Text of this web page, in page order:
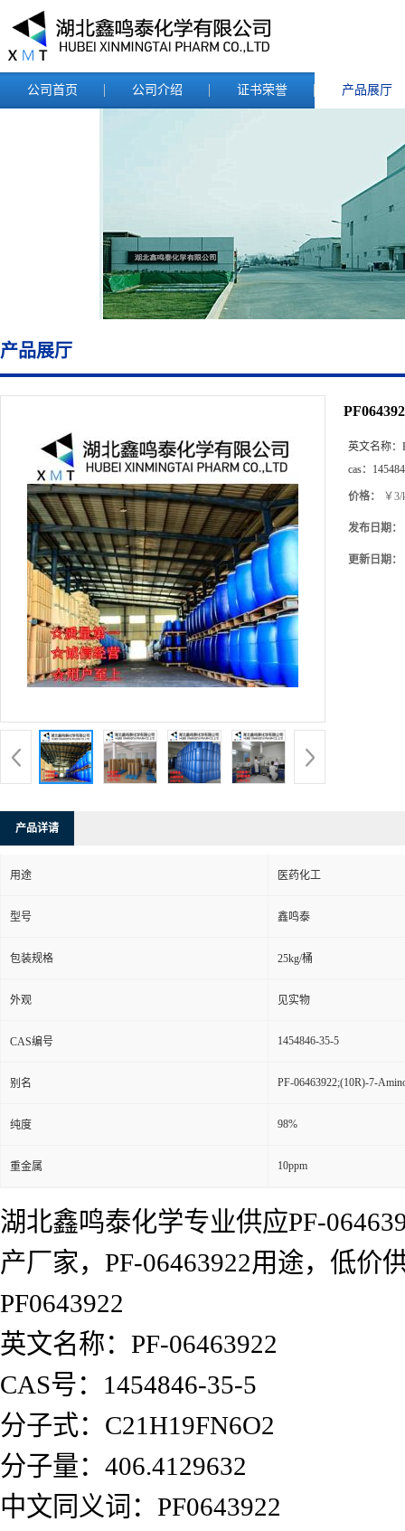
公司首页 公司介绍 证书荣誉 产品展厅
产品展厅
英文名称：
cas：
价格： ￥3/
发布日期：
更新日期：
产品详请
用途 医药化工
型号 鑫鸣泰
包装规格 25kg/桶
外观 见实物
CAS编号 1454846-35-5
别名 PF-06463922;(10R)-7-
纯度 98%
重金属 10ppm
湖北鑫鸣泰化学专业供应PF-
产厂家，PF-06463922用途，低
PF0643922
英文名称：PF-06463922
CAS号：1454846-35-5
分子式：C21H19FN6O2
分子量：406.4129632
中文同义词：PF0643922